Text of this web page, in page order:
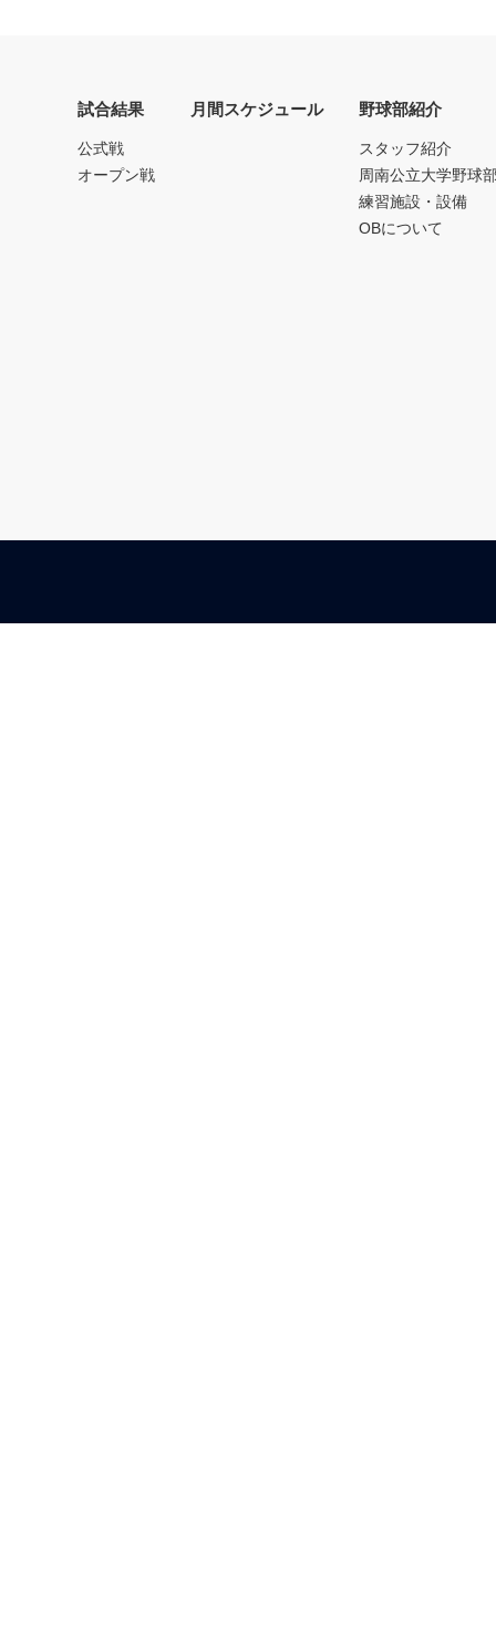
試合結果
公式戦
オープン戦
月間スケジュール 野球部紹介
スタッフ紹介
周南公立大学野球
練習施設・設備
OBについて